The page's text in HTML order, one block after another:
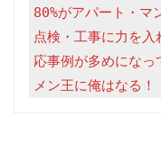
80%がアパート・マ
点検・工事に力を
応事例が多めになっ
メン王に俺はなる！